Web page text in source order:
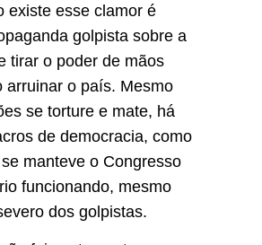
existe esse clamor é
golpista sobre a
tirar o poder de mãos
arruinar o país. Mesmo
se torture e mate, há
de democracia, como
manteve o Congresso
funcionando, mesmo
dos golpistas.